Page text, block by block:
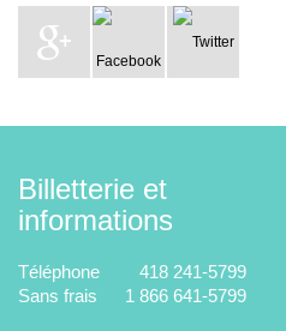
Billetterie et
informations
Téléphone
418 241-5799
Sans frais
1 866 641-5799